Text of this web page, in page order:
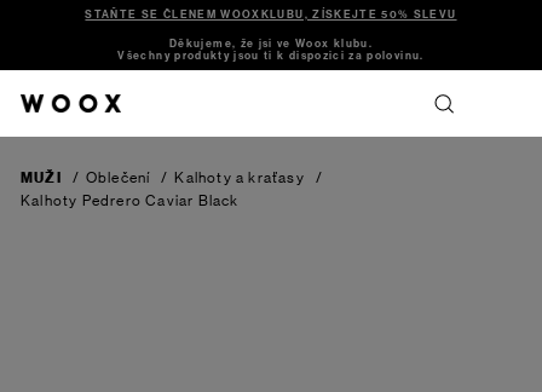
STAŇTE SE ČLENEM WOOXKLUBU, ZÍSKEJTE 50% SLEVU
Děkujeme, že jsi ve Woox klubu.
Všechny produkty jsou ti k dispozici za polovinu.
MUŽI / Oblečení / Kalhoty a kraťasy
/
Kalhoty PedreroCaviar Black